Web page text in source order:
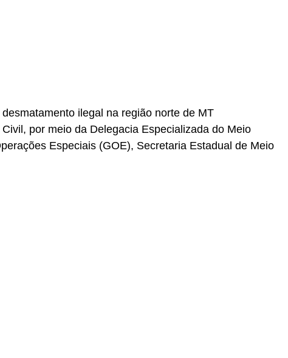
ilegal na região norte de MT
por meio da Delegacia Especializada do Meio
Especiais (GOE), Secretaria Estadual de Meio